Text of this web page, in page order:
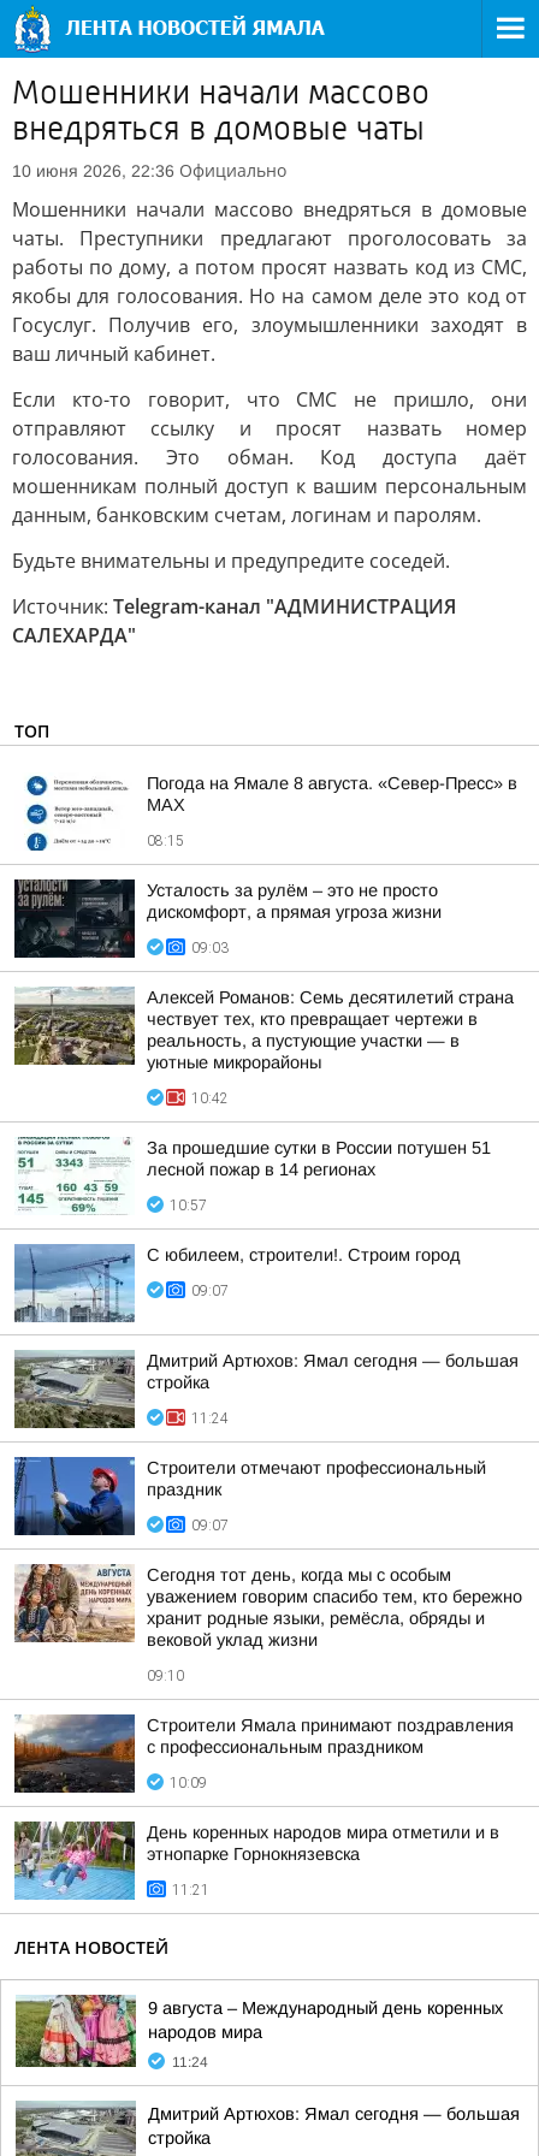
Мошенники начали массово
внедряться в домовые чаты
10 июня 2026, 22:36 Официально
Мошенники начали массово внедряться в домовые
чаты. Преступники предлагают проголосовать за
работы по дому, а потом просят назвать код из СМС,
якобы для голосования. Но на самом деле это код от
Госуслуг. Получив его, злоумышленники заходят в
ваш личный кабинет.
Если кто-то говорит, что СМС не пришло, они
отправляют ссылку и просят назвать номер
голосования. Это обман. Код доступа даёт
мошенникам полный доступ к вашим персональным
данным, банковским счетам, логинам и паролям.
Будьте внимательны и предупредите соседей.
Источник: Telegram-канал "АДМИНИСТРАЦИЯ
САЛЕХАРДА"
ТОП
Погода на Ямале 8 августа. «Север-Пресс» в
MAX
08:15
Усталость за рулём – это не просто
дискомфорт, а прямая угроза жизни
09:03
Алексей Романов: Семь десятилетий страна
чествует тех, кто превращает чертежи в
реальность, а пустующие участки — в
уютные микрорайоны
10:42
За прошедшие сутки в России потушен 51
лесной пожар в 14 регионах
10:57
С юбилеем, строители!. Строим город
09:07
Дмитрий Артюхов: Ямал сегодня — большая
стройка
11:24
Строители отмечают профессиональный
праздник
09:07
Сегодня тот день, когда мы с особым
уважением говорим спасибо тем, кто бережно
хранит родные языки, ремёсла, обряды и
вековой уклад жизни
09:10
Строители Ямала принимают поздравления
с профессиональным праздником
10:09
День коренных народов мира отметили и в
этнопарке Горнокнязевска
11:21
ЛЕНТА НОВОСТЕЙ
9 августа – Международный день коренных
народов мира
11:24
Дмитрий Артюхов: Ямал сегодня — большая
стройка